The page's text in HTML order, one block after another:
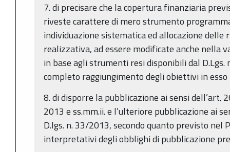
7. di precisare che la copertura finanziaria
riveste carattere di mero strumento
individuazione sistematica ed allocazione
realizzativa, ad essere modificate anche nella
in base agli strumenti resi disponibili dal
completo raggiungimento degli obiettivi in
8. di disporre la pubblicazione ai sensi dell’art.
2013 e ss.mm.ii. e l’ulteriore pubblicazione ai
D.lgs. n. 33/2013, secondo quanto previsto nel
interpretativi degli obblighi di pubblicazione